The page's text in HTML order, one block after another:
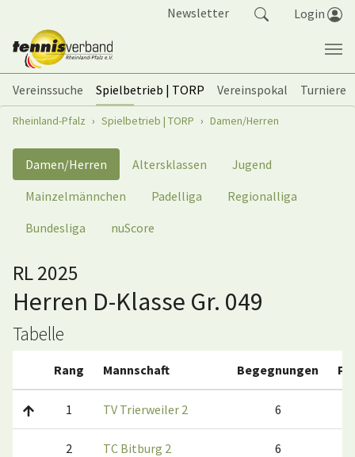
Newsletter Login
Vereinssuche Spielbetrieb | TORP Vereinspokal
Turniere
Sie sind hier:
Rheinland-Pfalz Spielbetrieb | TORP Damen/Herren
Damen/Herren Altersklassen
Jugend
Mainzelmännchen
Padelliga
Regionalliga
Bundesliga
nuScore
RL 2025
Herren D-Klasse Gr. 049
Tabelle
Rang Mannschaft Begegnungen
1 TV Trierweiler 2 6
2 TC Bitburg 2 6